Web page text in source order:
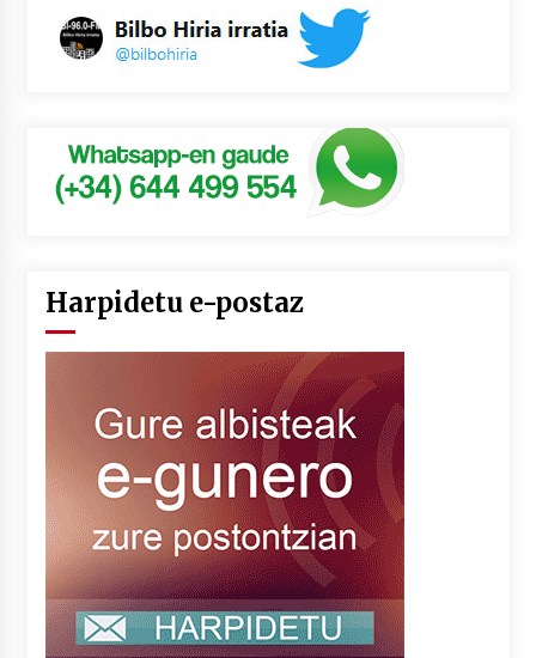
Harpidetu e-postaz